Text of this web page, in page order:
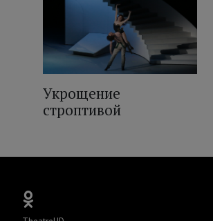
Укрощение
строптивой